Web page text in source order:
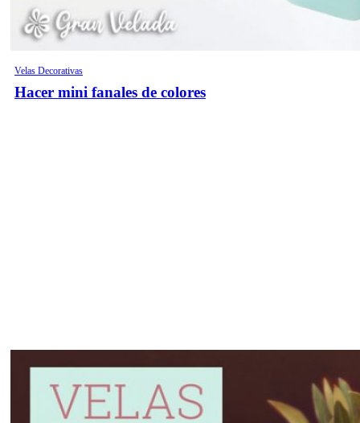
Velas Decorativas
Hacer mini fanales de colores